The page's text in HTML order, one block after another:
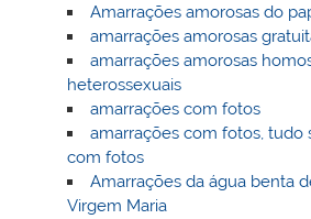
Amarrações amorosas do
amarrações amorosas
amarrações amorosas
heterossexuais
amarrações com fotos
amarrações com fotos, tudo
com fotos
Amarrações da água benta
Virgem Maria